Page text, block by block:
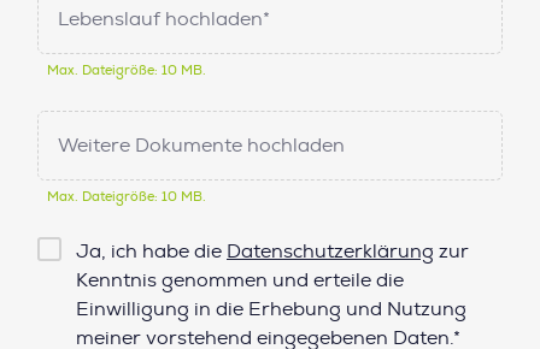
Lebenslauf hochladen*
Max. Dateigröße: 10 MB.
Weitere Dokumente hochladen
Max. Dateigröße: 10 MB.
Checkbox
Datenschutz*
Ja, ich habe die Datenschutzerklärung zur
Kenntnis genommen und erteile die
Einwilligung in die Erhebung und Nutzung
meiner vorstehend eingegebenen Daten.*